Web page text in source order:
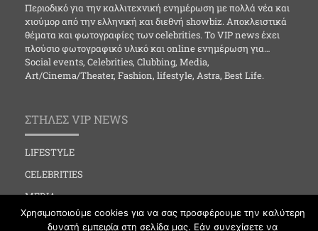
Περιοδικό για την καλλιτεχνική ενημέρωση με πολλά νέα και
χιούμορ από την ελληνική και διεθνή showbiz. Αποκλειστικά
θέματα και φωτογραφίες των celebrities. Το VIP news έχει
πλούσιο φωτογραφικό υλικό και online ενημέρωση για…
Social events, Celebrities, Clubbing, Media,
Art/Cinema/Theater, Fashion, lifestyle, Astra, Best Life.
ΣΤΗΛΕΣ VIP NEWS
LIFESTYLE
CELEBRITIES
MEDIA
SOCIAL EVENTS
Χρησιμοποιούμε cookies για να σας προσφέρουμε την καλύτερη
δυνατή εμπειρία στη σελίδα μας. Εάν συνεχίσετε να